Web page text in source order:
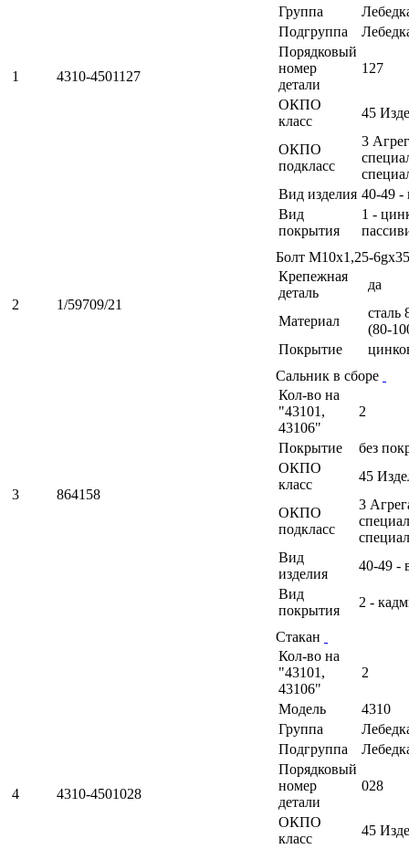
1 4310-4501127
Группа
Подгруппа
Порядковый
номер
детали
127
ОКПО
класс
45
ОКПО
подкласс
3
Вид изделия 40-49 -
Вид
покрытия
1 -
2 1/59709/21
Болт М10х1,25-
Крепежная
деталь
да
Материал
сталь
(80-
Покрытие
3 864158
Сальник в сборе
Кол-во на
"43101,
43106"
2
Покрытие
без
ОКПО
класс
45
ОКПО
подкласс
3
Вид
изделия
40-49 -
Вид
покрытия
2 -
4 4310-4501028
Стакан
Кол-во на
"43101,
43106"
2
Модель
4310
Группа
Подгруппа
Порядковый
номер
детали
028
ОКПО
класс
45